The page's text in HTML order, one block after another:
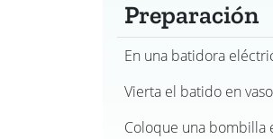
Preparación
En una batidora
Vierta el batido en
Coloque una bombilla